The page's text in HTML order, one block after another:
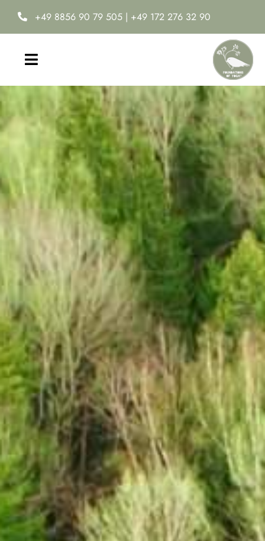
Inhalt
+49 8856 90 79 505| +49 172 276 32 90
Toggle
Navigation
Yoga-Ausbildung
Online Yoga Academy
Neuro-Ease®
Über uns
Referenzen
FAQ
Newsblog
Kontakt